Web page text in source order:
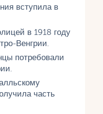
вступила в
в 1918 году
Венгрии.
потребовали
часть